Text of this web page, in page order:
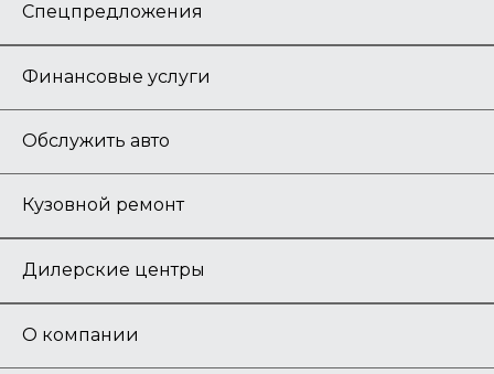
Спецпредложения
Финансовые услуги
Обслужить авто
Кузовной ремонт
Дилерские центры
О компании